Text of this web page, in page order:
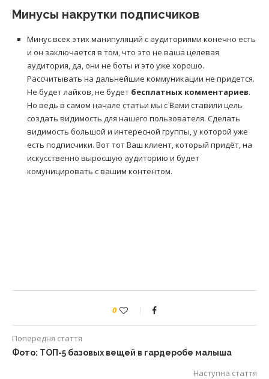
Минусы накрутки подписчиков
Минус всех этих манипуляций с аудиториями конечно есть
и он заключается в том, что это не ваша целевая
аудитория, да, они не боты и это уже хорошо.
Рассчитывать на дальнейшие коммуникации не придется.
Не будет лайков, не будет бесплатных комментариев.
Но ведь в самом начале статьи мы с Вами ставили цель
создать видимость для нашего пользователя. Сделать
видимость большой и интересной группы, у которой уже
есть подписчики. Вот тот Ваш клиент, который придёт, на
искусственно выросшую аудиторию и будет
комуницировать с вашим контентом.
0
Попередня стаття
Фото: ТОП-5 базовых вещей в гардеробе малыша
Наступна стаття